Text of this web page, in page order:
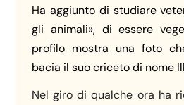
Ha aggiunto di studiare
gli animali», di essere
profilo mostra una foto
bacia il suo criceto di nome
Nel giro di qualche ora ha